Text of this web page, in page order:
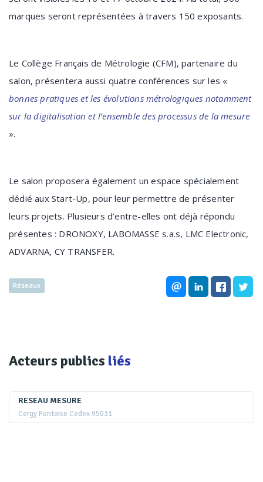
marques seront représentées à travers 150 exposants.
Le Collège Français de Métrologie (CFM), partenaire du
salon, présentera aussi quatre conférences sur les «
bonnes pratiques et les évolutions métrologiques notamment
sur la digitalisation et l’ensemble des processus de la mesure
».
Le salon proposera également un espace spécialement
dédié aux Start-Up, pour leur permettre de présenter
leurs projets. Plusieurs d’entre-elles ont déjà répondu
présentes : DRONOXY, LABOMASSE s.a.s, LMC Electronic,
ADVARNA, CY TRANSFER.
Réseaux
Acteurs publics liés
RESEAU MESURE
Cergy Pontoise Cedex 95031